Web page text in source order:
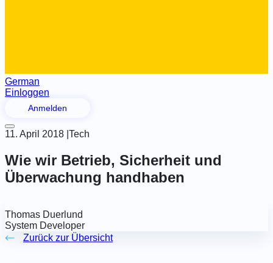
German
Einloggen
Anmelden
11. April 2018 Tech
Wie wir Betrieb, Sicherheit und
Überwachung handhaben
Thomas Duerlund
System Developer
Zurück zur Übersicht